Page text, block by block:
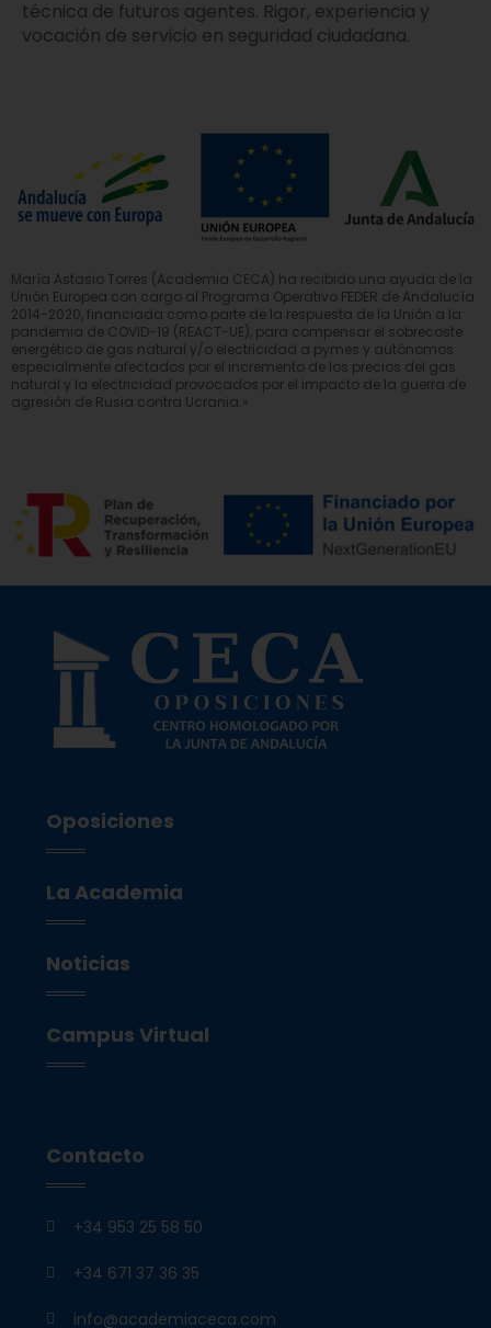
técnica de futuros agentes. Rigor, experiencia y
vocación de servicio en seguridad ciudadana.
María Astasio Torres (Academia CECA) ha recibido una ayuda de la
Unión Europea con cargo al Programa Operativo FEDER de Andalucía
2014-2020, financiada como parte de la respuesta de la Unión a la
pandemia de COVID-19 (REACT-UE), para compensar el sobrecoste
energético de gas natural y/o electricidad a pymes y autónomos
especialmente afectados por el incremento de los precios del gas
natural y la electricidad provocados por el impacto de la guerra de
agresión de Rusia contra Ucrania.»
Oposiciones
La Academia
Noticias
Campus Virtual
Contacto
+34 953 25 58 50
+34 671 37 36 35
info@academiaceca.com